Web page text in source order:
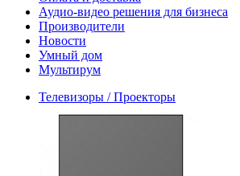
Аудио-видео решения для бизнеса
Производители
Новости
Умный дом
Мультирум
Телевизоры / Проекторы